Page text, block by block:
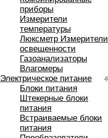
приборы
Измерители
температуры
Люксметр Измерители
освещенности
Газоанализаторы
Влагомеры
Электрическое питание
Блоки питания
Штекерные блоки
питания
Встраиваемые блоки
питания